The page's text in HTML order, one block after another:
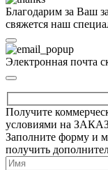
Благодарим за Ваш
свяжется наш
Электронная почта
Получите
условиями на
Заполните форму и
получить